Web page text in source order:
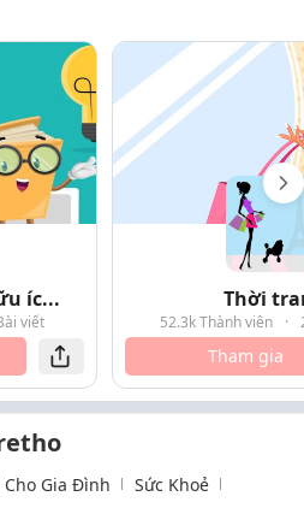
íc...
viết
Thời
52.3k Thành viên ·
Tham gia
Cho Gia Đình Sức Khoẻ